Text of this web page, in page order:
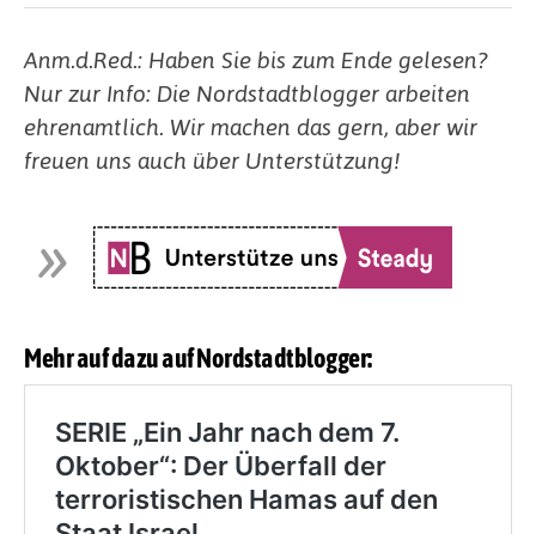
Anm.d.Red.: Haben Sie bis zum Ende gelesen?
Nur zur Info: Die Nordstadtblogger arbeiten
ehrenamtlich. Wir machen das gern, aber wir
freuen uns auch über Unterstützung!
Mehr auf dazu auf Nordstadtblogger: